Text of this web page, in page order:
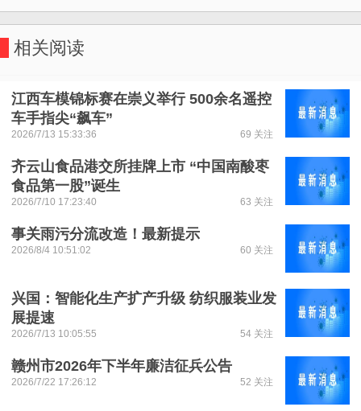
相关阅读
江西车模锦标赛在崇义举行 500余名遥控
车手指尖“飙车”
2026/7/13 15:33:36 69 关注
齐云山食品港交所挂牌上市 “中国南酸枣
食品第一股”诞生
2026/7/10 17:23:40 63 关注
事关雨污分流改造！最新提示
2026/8/4 10:51:02 60 关注
兴国：智能化生产扩产升级 纺织服装业发
展提速
2026/7/13 10:05:55 54 关注
赣州市2026年下半年廉洁征兵公告
2026/7/22 17:26:12 52 关注